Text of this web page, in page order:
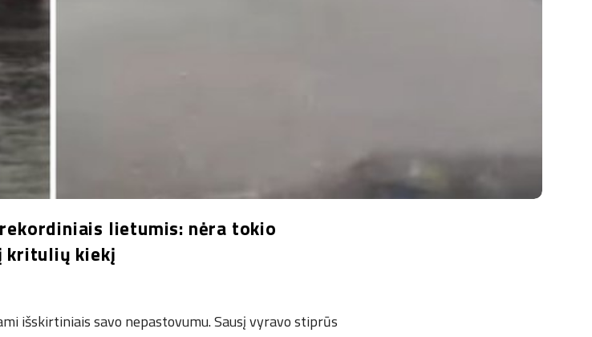
lietumis: nėra tokio
kritulių kiekį
išskirtiniais savo nepastovumu. Sausį vyravo stiprūs